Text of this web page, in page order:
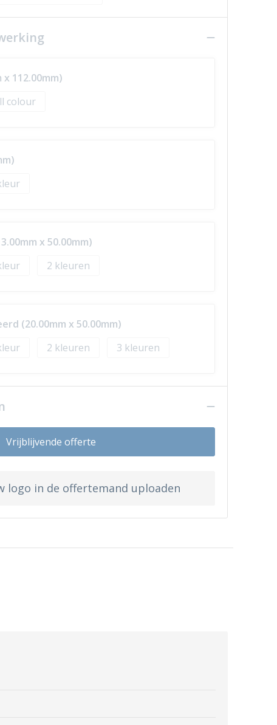
112.00mm)
colour
x 50.00mm)
2
(20.00mm x 50.00mm)
2 3
Vrijblijvende offerte
logo in de offertemand uploaden